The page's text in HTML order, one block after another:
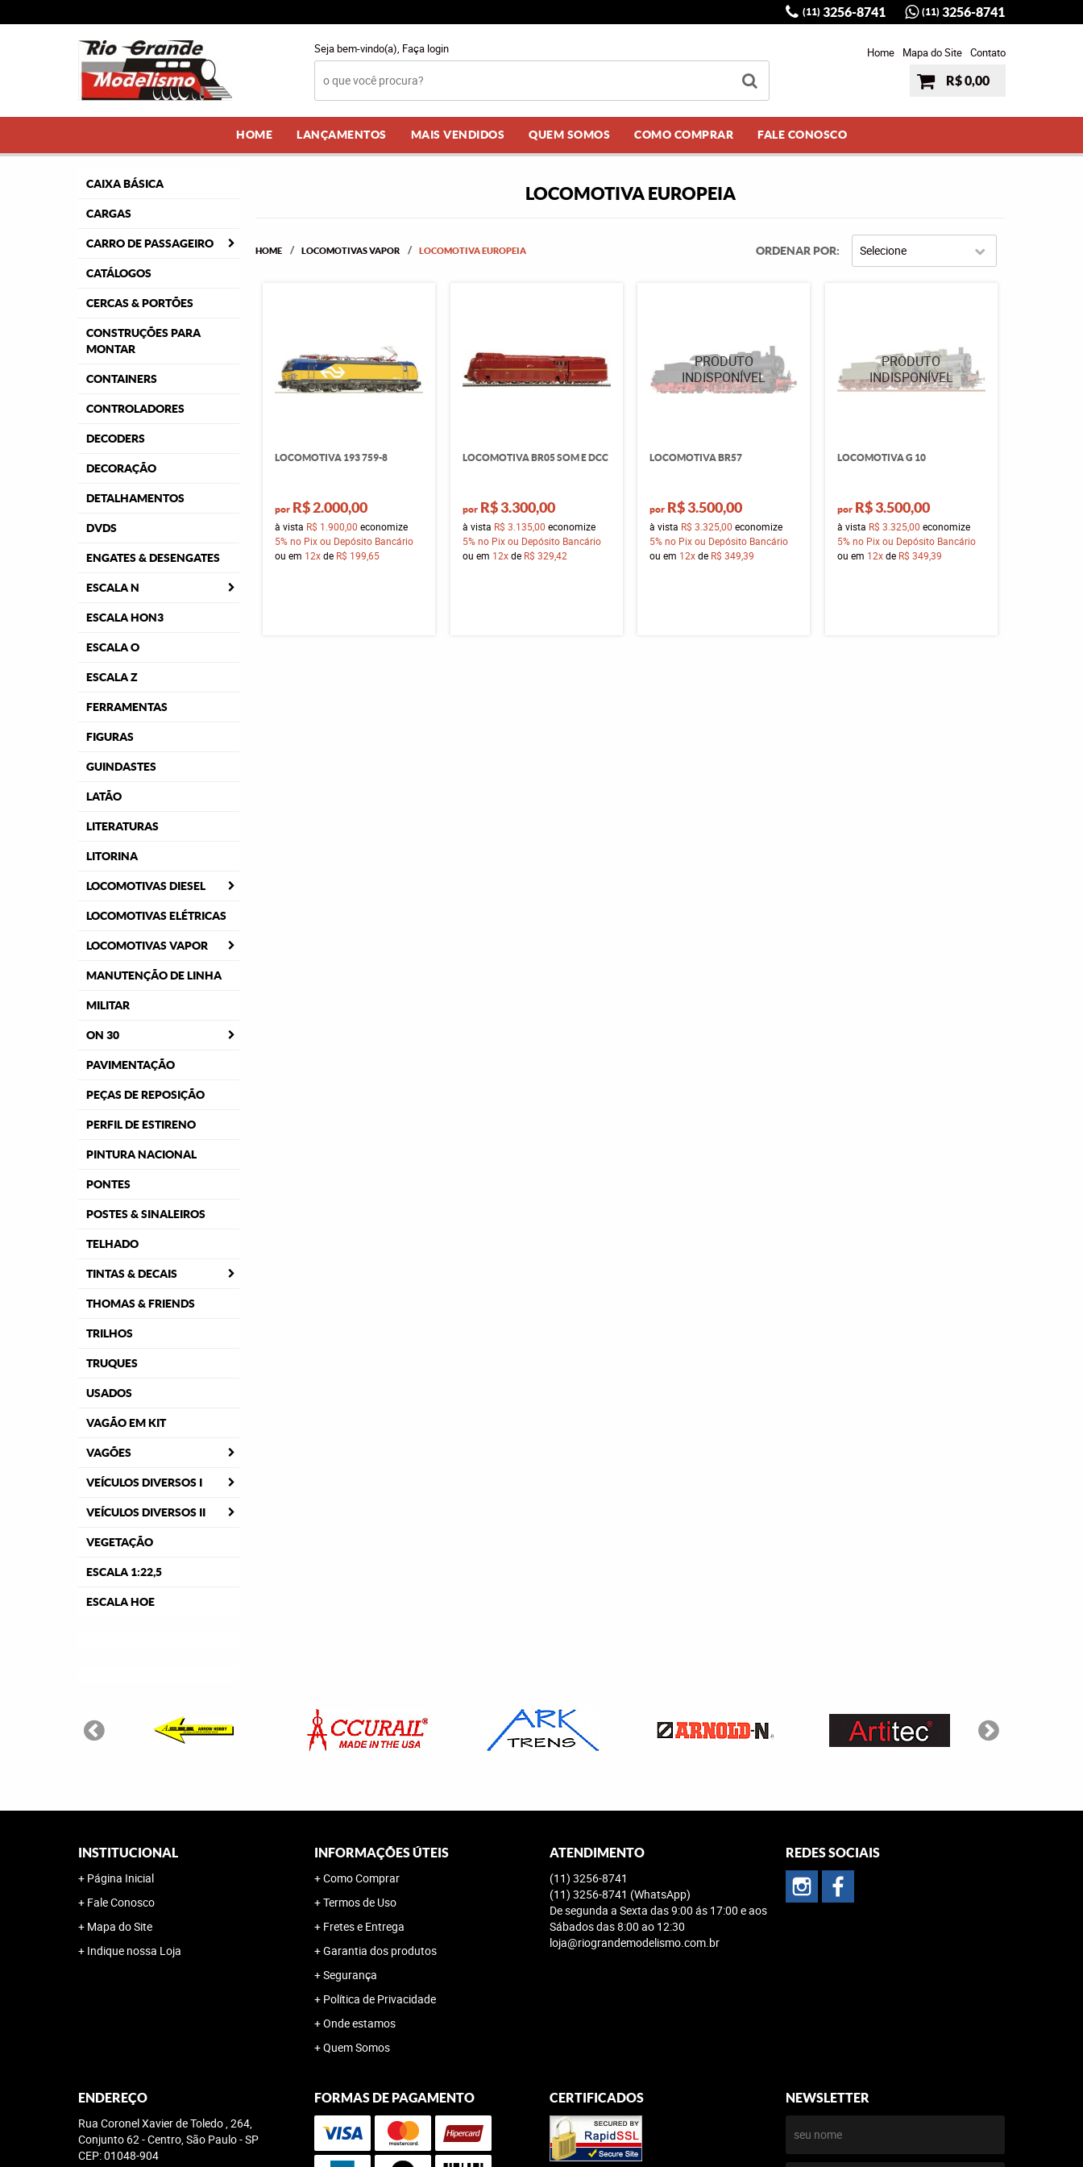
(11) 3256-8741 (11) 3256-8741
Seja bem-vindo(a), Faça login Home Mapa do Site Contato
R$ 0,00
HOME LANÇAMENTOS MAIS VENDIDOS QUEM SOMOS COMO COMPRAR FALE CONOSCO
CAIXA BÁSICA
CARGAS
CARRO DE PASSAGEIRO
CATÁLOGOS
CERCAS & PORTÕES
CONSTRUÇÕES PARA
MONTAR
CONTAINERS
CONTROLADORES
DECODERS
DECORAÇÃO
DETALHAMENTOS
DVDS
ENGATES & DESENGATES
ESCALA N
ESCALA HON3
ESCALA O
ESCALA Z
FERRAMENTAS
FIGURAS
GUINDASTES
LATÃO
LITERATURAS
LITORINA
LOCOMOTIVAS DIESEL
LOCOMOTIVAS ELÉTRICAS
LOCOMOTIVAS VAPOR
MANUTENÇÃO DE LINHA
MILITAR
ON 30
PAVIMENTAÇÃO
PEÇAS DE REPOSIÇÃO
PERFIL DE ESTIRENO
PINTURA NACIONAL
PONTES
POSTES & SINALEIROS
TELHADO
TINTAS & DECAIS
THOMAS & FRIENDS
TRILHOS
TRUQUES
USADOS
VAGÃO EM KIT
VAGÕES
VEÍCULOS DIVERSOS I
VEÍCULOS DIVERSOS II
VEGETAÇÃO
ESCALA 1:22,5
ESCALA HOE
LOCOMOTIVA EUROPEIA
HOME LOCOMOTIVAS VAPOR LOCOMOTIVA EUROPEIA ORDENAR POR Selecione
LOCOMOTIVA 193 759-8
por R$ 2.000,00
à vista R$ 1.900,00 economize
5% no Pix ou Depósito Bancário
ou em 12xde R$ 199,65
LOCOMOTIVA BR05 SOM E DCC
por R$ 3.300,00
à vista R$ 3.135,00 economize
5% no Pix ou Depósito Bancário
ou em 12xde R$ 329,42
LOCOMOTIVA BR57
por R$ 3.500,00
à vista R$ 3.325,00 economize
5% no Pix ou Depósito Bancário
ou em 12xde R$ 349,39
LOCOMOTIVA G 10
por R$ 3.500,00
à vista R$ 3.325,00 economize
5% no Pix ou Depósito Bancário
ou em 12xde R$ 349,39
INSTITUCIONAL
Página Inicial
Fale Conosco
Mapa do Site
Indique nossa Loja
INFORMAÇÕES ÚTEIS
Como Comprar
Termos de Uso
Fretes e Entrega
Garantia dos produtos
Segurança
Política de Privacidade
Onde estamos
Quem Somos
ATENDIMENTO
(11) 3256-8741
(11) 3256-8741 (WhatsApp)
De segunda a Sexta das 9:00 ás 17:00 e aos
Sábados das 8:00 ao 12:30
loja@riograndemodelismo.com.br
REDES SOCIAIS
ENDEREÇO
Rua Coronel Xavier de Toledo , 264,
Conjunto 62-Centro, São Paulo-SP
CEP: 01048-904
FORMAS DE PAGAMENTO CERTIFICADOS NEWSLETTER